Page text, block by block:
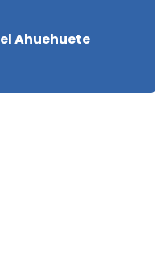
Ahuehuete